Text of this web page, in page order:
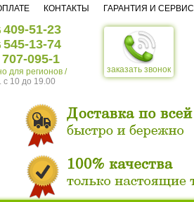
заказать звонок
409-51-23
545-13-74
095-1
для регионов /
c 10 до 19.00
КОНТАКТЫ ГАРАНТИЯ И СЕРВИС